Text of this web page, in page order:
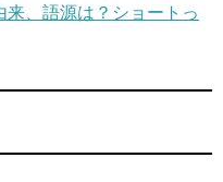
、語源は？ショートっ